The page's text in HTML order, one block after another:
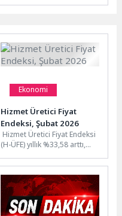
Ekonomi
Hizmet Üretici Fiyat
Endeksi, Şubat 2026
Hizmet Üretici Fiyat Endeksi
(H-ÜFE) yıllık %33,58 arttı,
yılı Şubat ayında...